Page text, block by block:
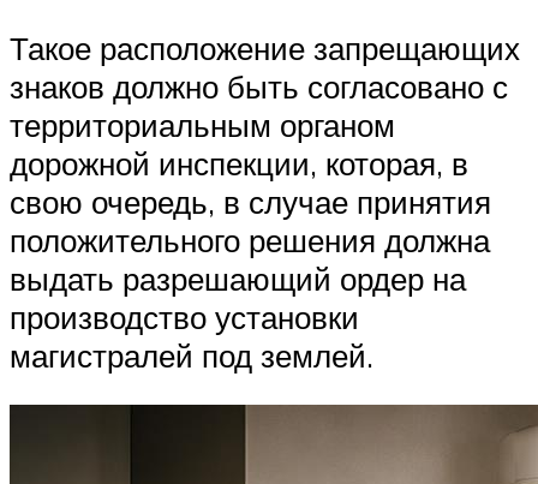
Такое расположение запрещающих
знаков должно быть согласовано с
территориальным органом
дорожной инспекции, которая, в
свою очередь, в случае принятия
положительного решения должна
выдать разрешающий ордер на
производство установки
магистралей под землей.